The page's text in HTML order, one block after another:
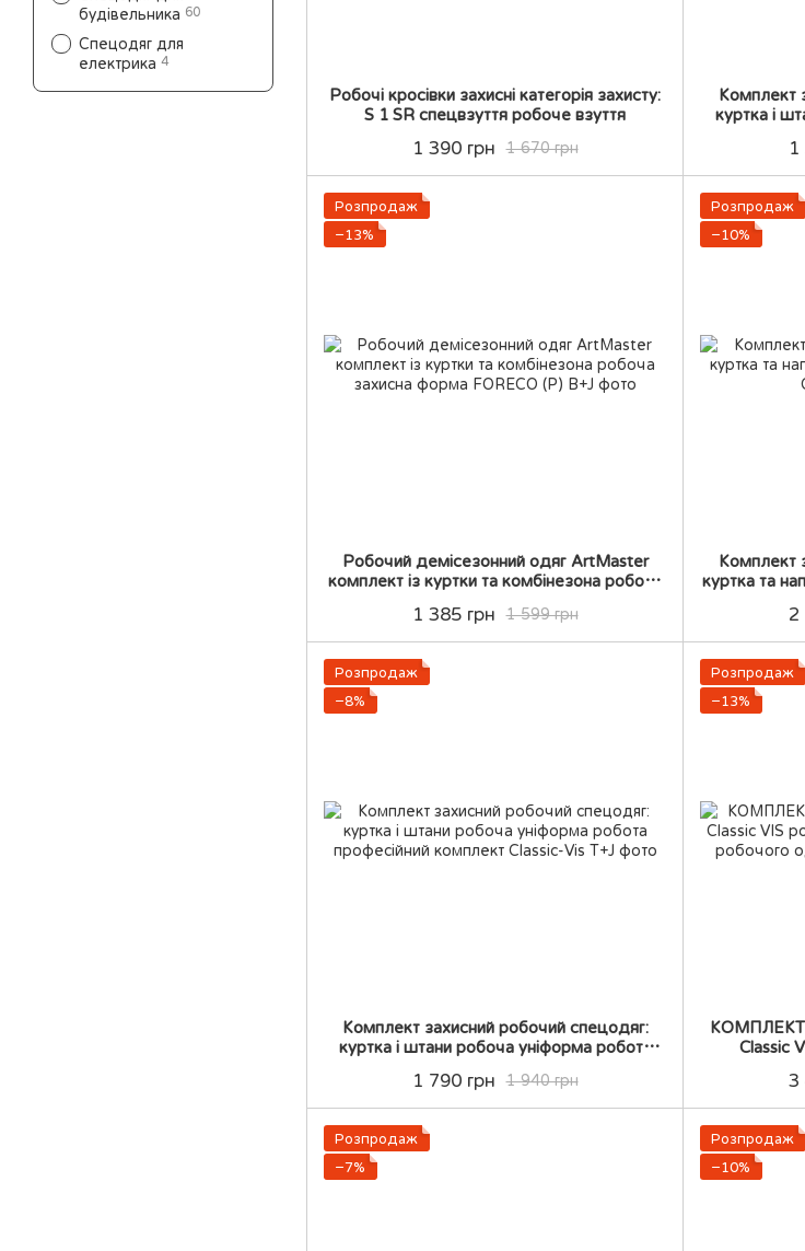
Робочі кросівки захисні категорія захисту:
S 1 SR спецвзуття робоче взуття
1 670 грн
1 390 грн
Комплект
куртка і
1
Розпродаж
−13%
Робочий демісезонний одяг ArtMaster
комплект із куртки та комбінезона робоча
1 599 грн
1 385 грн
Розпродаж
−10%
Комплект
куртка та
2
Розпродаж
−8%
Комплект захисний робочий спецодяг:
куртка і штани робоча уніформа робота
1 940 грн
1 790 грн
Розпродаж
−13%
КОМПЛЕКТ
Classic
3
Розпродаж
−7%
Розпродаж
−10%
будівельника 60
Спецодяг для
електрика 4